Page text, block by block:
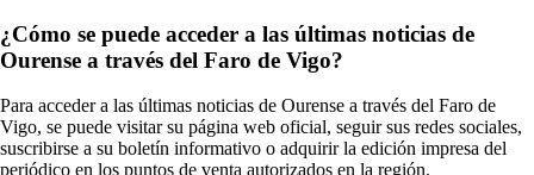
¿Cómo se puede acceder a las últimas noticias de
Ourense a través del Faro de Vigo?
Para acceder a las últimas noticias de Ourense a través del Faro de
Vigo, se puede visitar su página web oficial, seguir sus redes sociales,
suscribirse a su boletín informativo o adquirir la edición impresa del
periódico en los puntos de venta autorizados en la región.